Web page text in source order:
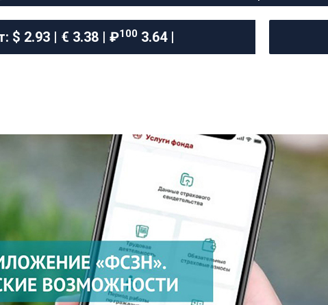
$ 2.93 | € 3.38 | ₽1003.64 |